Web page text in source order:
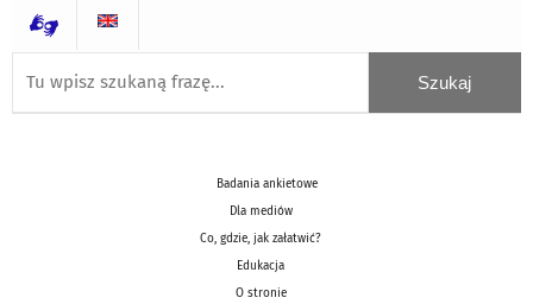
Badania ankietowe
Dla mediów
Co, gdzie, jak załatwić?
Edukacja
O stronie